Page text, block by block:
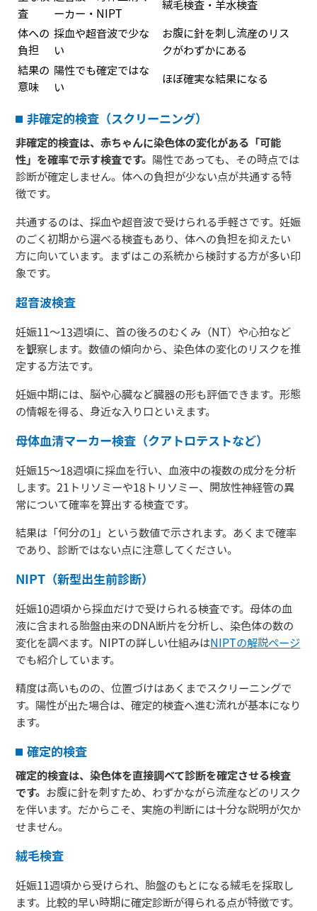
査
ーカー・NIPT
絨毛検査・羊水検査
体への
負担
採血や超音波で少な
い
お腹に針を刺し流産のリス
クがわずかにある
結果の
意味
陽性でも確定ではな
い
ほぼ確実な結果になる
非確定的検査（スクリーニング）
非確定的検査は、赤ちゃんに染色体の変化がある「可能
性」を確率で示す検査です。 陽性であっても、その時点では
診断が確定しません。体への負担が少ない点が共通する特
徴です。
共通するのは、採血や超音波で受けられる手軽さです。妊娠
のごく初期から選べる検査もあり、体への負担を抑えたい
方に向いています。まずはこの系統から検討する方が多い印
象です。
超音波検査
妊娠11〜13週頃に、首の後ろのむくみ（NT）や心拍など
を観察します。数値の傾向から、染色体の変化のリスクを推
定する方法です。
妊娠中期には、脳や心臓など臓器の形も評価できます。形態
の情報を得る、身近な入り口といえます。
母体血清マーカー検査（クアトロテストなど）
妊娠15〜18週頃に採血を行い、血液中の複数の成分を分析
します。21トリソミーや18トリソミー、開放性神経管の異
常について確率を算出する検査です。
結果は「何分の1」という数値で示されます。あくまで確率
であり、診断ではない点に注意してください。
NIPT（新型出生前診断）
妊娠10週頃から採血だけで受けられる検査です。母体の血
液に含まれる胎盤由来のDNA断片を分析し、染色体の数の
変化を調べます。NIPTの詳しい仕組みはNIPTの解説ページ
でも紹介しています。
精度は高いものの、位置づけはあくまでスクリーニングで
す。陽性が出た場合は、確定的検査へ進む流れが基本になり
ます。
確定的検査
確定的検査は、染色体を直接調べて診断を確定させる検査
です。 お腹に針を刺すため、わずかながら流産などのリスク
を伴います。だからこそ、実施の判断には十分な説明が欠か
せません。
絨毛検査
妊娠11週頃から受けられ、胎盤のもとになる絨毛を採取し
ます。比較的早い時期に確定診断が得られる点が特徴です。